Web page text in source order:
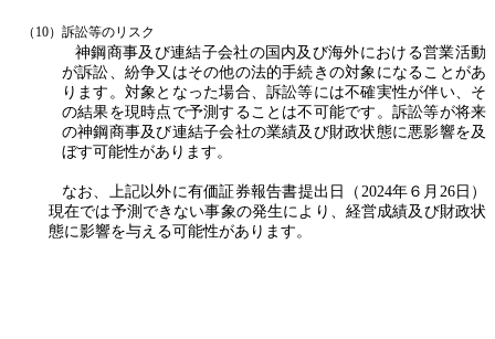
（10）訴訟等のリスク
神鋼商事及び連結子会社の国内及び海外における営業活動
が訴訟、紛争又はその他の法的手続きの対象になることがあ
ります。対象となった場合、訴訟等には不確実性が伴い、そ
の結果を現時点で予測することは不可能です。訴訟等が将来
の神鋼商事及び連結子会社の業績及び財政状態に悪影響を及
ぼす可能性があります。
なお、上記以外に有価証券報告書提出日（2024年６月26日）
現在では予測できない事象の発生により、経営成績及び財政状
態に影響を与える可能性があります。